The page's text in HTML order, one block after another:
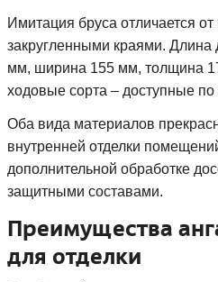
Имитация бруса отличается
закругленными краями. Длина
мм, ширина 155 мм, толщина
ходовые сорта – доступные
Оба вида материалов
внутренней отделки
дополнительной обработке
защитными составами.
Преимущества
для отделки